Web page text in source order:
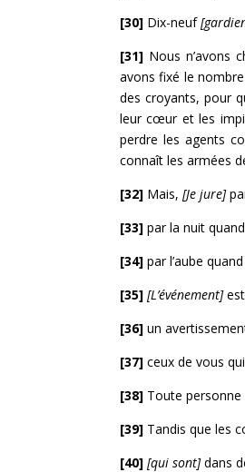
[30] Dix-neuf
[31] Nous n’avons
avons fixé le
des croyants, pour
leur cœur et les
perdre les agents
connaît les armées
[32] Mais, [Je jure]
[33] par la nuit
[34] par l’aube
[35] [L’événement]est
[36] un
[37] ceux de vous
[38] Toute personne
[39] Tandis que les
[40] [qui sont]dans